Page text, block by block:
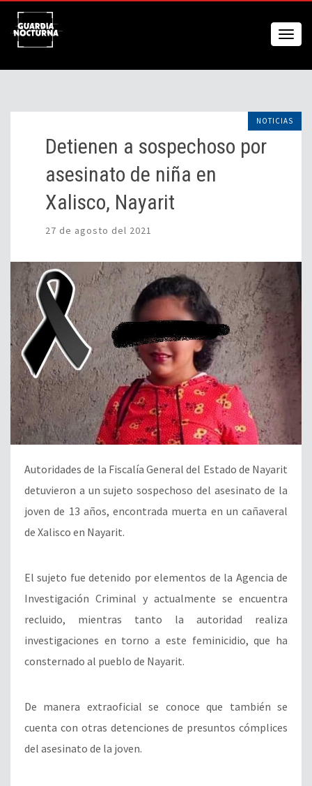
NOTICIAS
Detienen a sospechoso por
asesinato de niña en
Xalisco, Nayarit
27 de agosto del 2021
Autoridades de la Fiscalía General del Estado de Nayarit
detuvieron a un sujeto sospechoso del asesinato de la
joven de 13 años, encontrada muerta en un cañaveral
de Xalisco en Nayarit.
El sujeto fue detenido por elementos de la Agencia de
Investigación Criminal y actualmente se encuentra
recluido, mientras tanto la autoridad realiza
investigaciones en torno a este feminicidio, que ha
consternado al pueblo de Nayarit.
De manera extraoficial se conoce que también se
cuenta con otras detenciones de presuntos cómplices
del asesinato de la joven.